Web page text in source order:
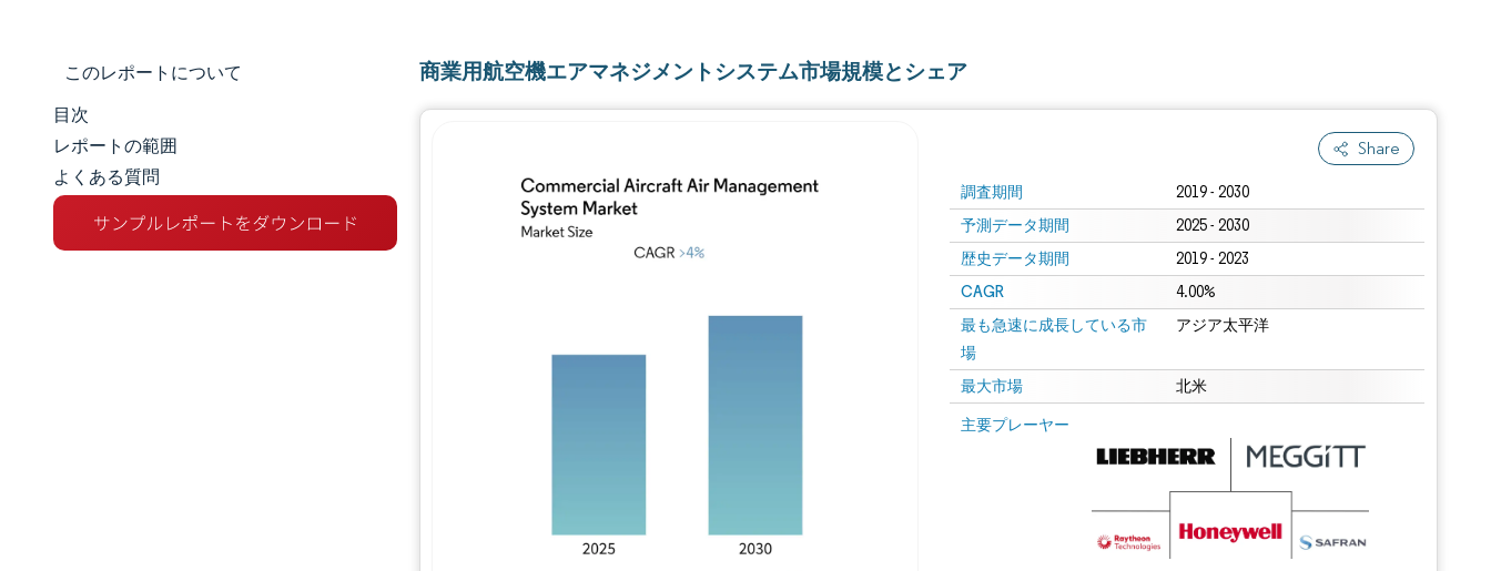
このレポートについて
マーケットスナップショット
市場概要
主な市場動向
目次
レポートの範囲
よくある質問
商業用航空機エアマネジメントシステム市場規模とシェア
Share
調査期間 2019 - 2030
予測データ期間 2025 - 2030
歴史データ期間 2019 - 2023
CAGR 4.00%
最も急速に成長している市
場
アジア太平洋
最大市場 北米
主要プレーヤー